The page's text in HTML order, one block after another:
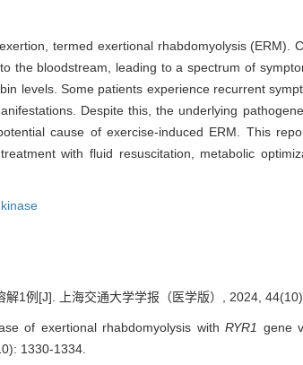
termed exertional rhabdomyolysis (ERM).
the bloodstream, leading to a spectrum of
levels. Some patients experience recurrent
Despite this, the underlying
cause of exercise-induced ERM. This
with fluid resuscitation, metabolic
解1例[J]. 上海交通大学学报（医学版）, 2024,
of exertional rhabdomyolysis with RYR1 gene
1330-1334.